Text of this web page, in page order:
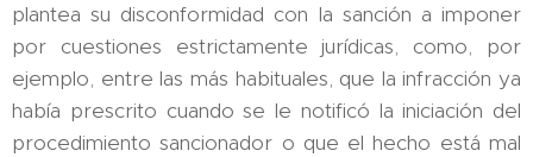
plantea su disconformidad con la sanción a imponer
por cuestiones estrictamente jurídicas, como, por
ejemplo, entre las más habituales, que la infracción ya
había prescrito cuando se le notificó la iniciación del
procedimiento sancionador o que el hecho está mal